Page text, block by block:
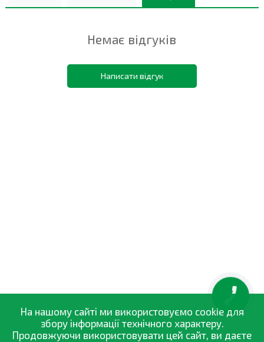
Немає відгуків
Написати відгук
На нашому сайті ми використовуємо cookie для
збору інформації технічного характеру.
Продовжуючи використовувати цей сайт, ви даєте
КНОПКА